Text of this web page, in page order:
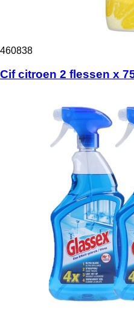
460838
Cif citroen 2 flessen x